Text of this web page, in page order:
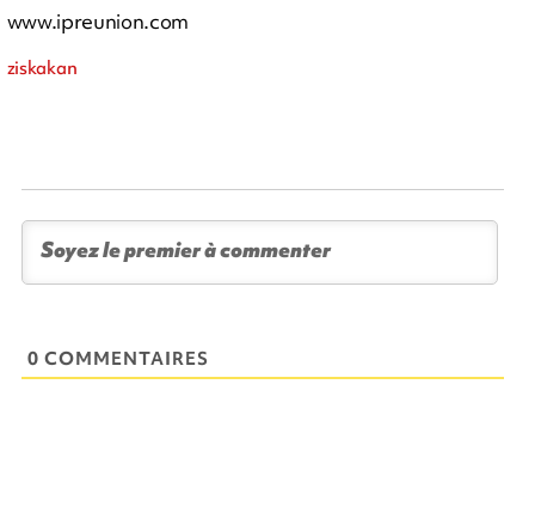
www.ipreunion.com
ziskakan
0 COMMENTAIRES